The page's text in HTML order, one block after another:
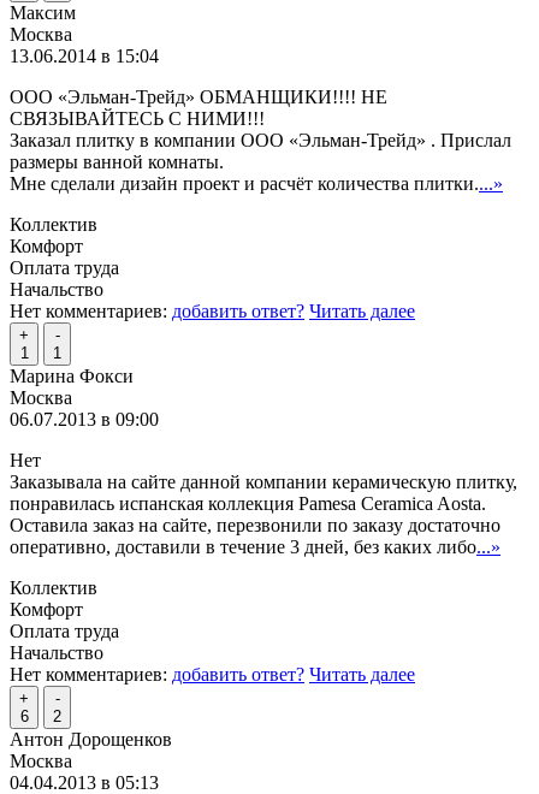
Максим
Москва
13.06.2014 в 15:04
ООО «Эльман-Трейд» ОБМАНЩИКИ!!!! НЕ
СВЯЗЫВАЙТЕСЬ С НИМИ!!!
Заказал плитку в компании ООО «Эльман-Трейд» . Прислал
размеры ванной комнаты.
Мне сделали дизайн проект и расчёт количества плитки....»
Коллектив
Комфорт
Оплата труда
Начальство
Нет комментариев: добавить ответ? Читать далее
+
1
-
1
Марина Фокси
Москва
06.07.2013 в 09:00
Нет
Заказывала на сайте данной компании керамическую плитку,
понравилась испанская коллекция Pamesa Ceramica Aosta.
Оставила заказ на сайте, перезвонили по заказу достаточно
оперативно, доставили в течение 3 дней, без каких либо...»
Коллектив
Комфорт
Оплата труда
Начальство
Нет комментариев: добавить ответ? Читать далее
+
6
-
2
Антон Дорощенков
Москва
04.04.2013 в 05:13